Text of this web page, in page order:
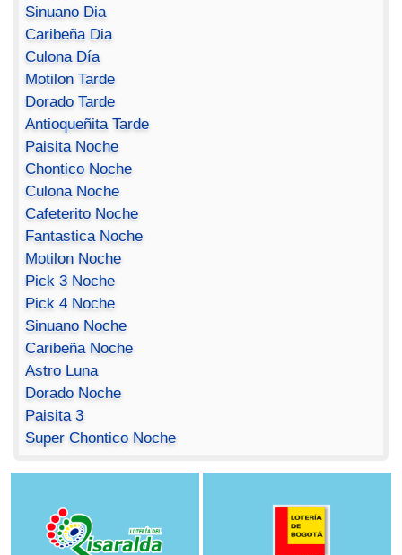
Sinuano Dia
Caribeña Dia
Culona Día
Motilon Tarde
Dorado Tarde
Antioqueñita Tarde
Paisita Noche
Chontico Noche
Culona Noche
Cafeterito Noche
Fantastica Noche
Motilon Noche
Pick 3 Noche
Pick 4 Noche
Sinuano Noche
Caribeña Noche
Astro Luna
Dorado Noche
Paisita 3
Super Chontico Noche